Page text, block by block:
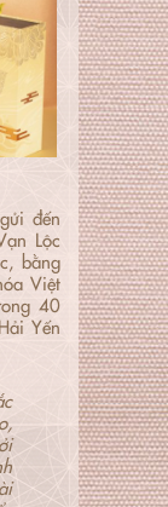
đến
Lộc
bằng
Việt
40
Yến